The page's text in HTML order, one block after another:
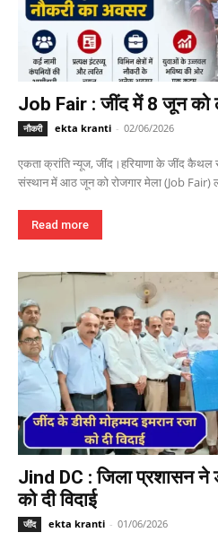
Job Fair : जींद में 8 जून को
नौकरी ekta kranti - 02/06/2026
एकता क्रांति न्यूज, जींद।हरियाणा के जींद कैथल
संस्थान में आठ जून को रोजगार मेला (Job Fair)
Read more
Jind DC : जिला प्रशासन ने
को दी विदाई
जींद ekta kranti - 01/06/2026